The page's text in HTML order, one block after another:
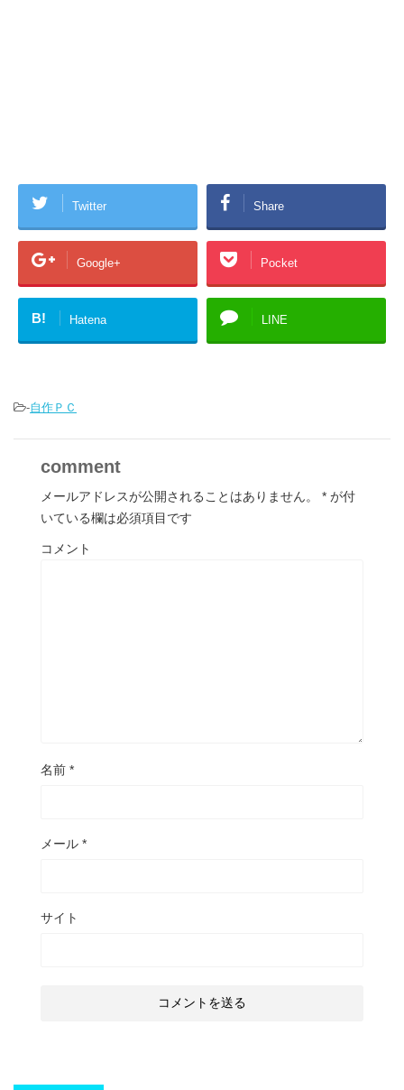
Twitter Share
Google+ Pocket
B! Hatena LINE
-自作ＰＣ
comment
メールアドレスが公開されることはありません。 * が付
いている欄は必須項目です
コメント
名前 *
メール *
サイト